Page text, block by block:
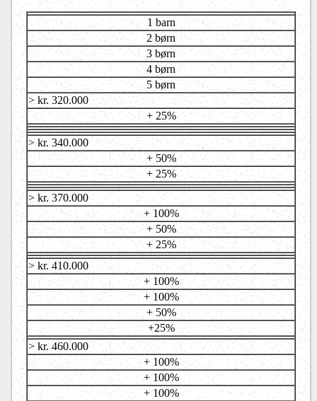
1 barn
2 børn
3 børn
4 børn
5 børn
> kr. 320.000
+ 25%
> kr. 340.000
+ 50%
+ 25%
> kr. 370.000
+ 100%
+ 50%
+ 25%
> kr. 410.000
+ 100%
+ 100%
+ 50%
+25%
> kr. 460.000
+ 100%
+ 100%
+ 100%